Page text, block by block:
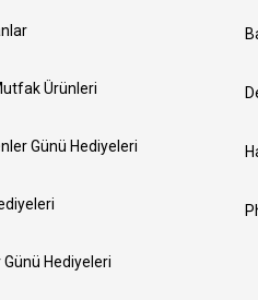
Ürünleri
Günü Hediyeleri
Hediyeleri